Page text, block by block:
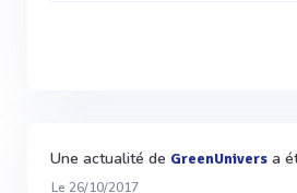
Une actualité de GreenUnivers a
Le 26/10/2017